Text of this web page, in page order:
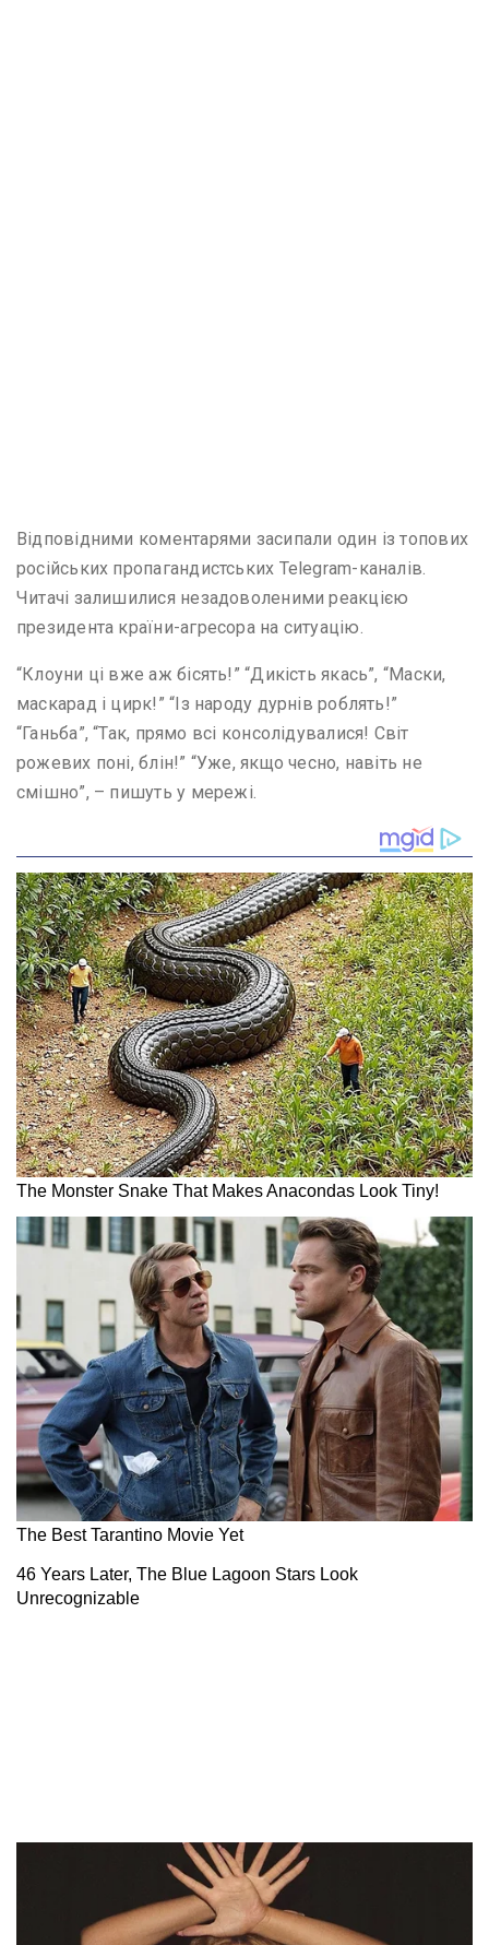
Відповідними коментарями засипали один із топових
російських пропагандистських Telegram-каналів.
Читачі залишилися незадоволеними реакцією
президента країни-агресора на ситуацію.
“Клоуни ці вже аж бісять!” “Дикість якась”, “Маски,
маскарад і цирк!” “Із народу дурнів роблять!”
“Ганьба”, “Так, прямо всі консолідувалися! Світ
рожевих поні, блін!” “Уже, якщо чесно, навіть не
смішно”, – пишуть у мережі.